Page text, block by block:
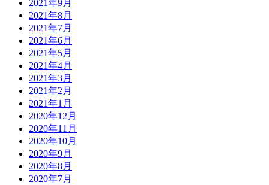
2021年9月
2021年8月
2021年7月
2021年6月
2021年5月
2021年4月
2021年3月
2021年2月
2021年1月
2020年12月
2020年11月
2020年10月
2020年9月
2020年8月
2020年7月